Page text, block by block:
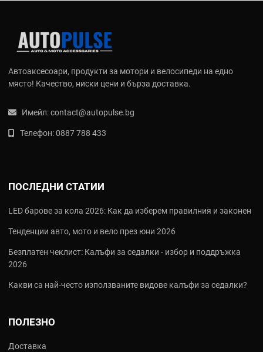
Автоаксесоари, продукти за мотори и велосипеди на едно
място! Качество, ниски цени и бърза доставка.
Имейл:contact@autopulse.bg
Телефон:0887 788 433
ПОСЛЕДНИ СТАТИИ
LED барове за кола 2026: Как да изберем правилния и законен
Тенденции авто, мото и вело през юни 2026
Безплатен чеклист: Калъфи за седалки - избор и поддръжка
2026
Какви са най‑често използваните видове калъфи за седалки?
ПОЛЕЗНО
Доставка